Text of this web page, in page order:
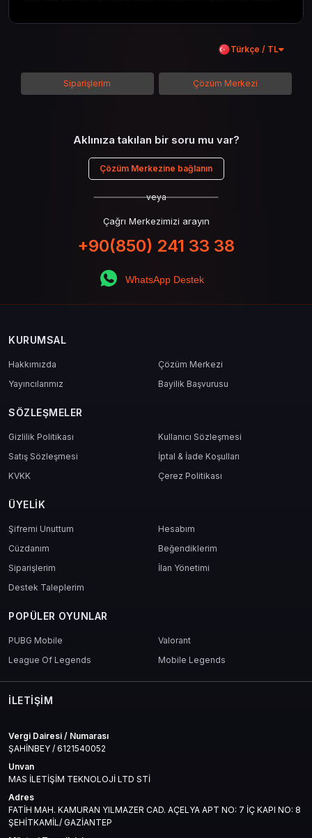
kadar her şeyi kapsamaya çalışacaktır. Tüm
içeriği boyunca Call of Duty evreninin
detaylarına inilecek ve steam hediye kartı
kullanımının avantajlarından da bahsedilecektir.
Türkçe / TL
Siparişlerim Çözüm Merkezi
Aklınıza takılan bir soru mu var?
Çözüm Merkezine bağlanın
veya
Çağrı Merkezimizi arayın
+90(850) 241 33 38
WhatsApp Destek
KURUMSAL
Hakkımızda
Çözüm Merkezi
Yayıncılarımız
Bayilik Başvurusu
SÖZLEŞMELER
Gizlilik Politikası
Kullanıcı Sözleşmesi
Satış Sözleşmesi
İptal & İade Koşulları
KVKK
Çerez Politikası
ÜYELIK
Şifremi Unuttum
Hesabım
Cüzdanım
Beğendiklerim
Siparişlerim
İlan Yönetimi
Destek Taleplerim
POPÜLER OYUNLAR
PUBG Mobile
Valorant
League Of Legends
Mobile Legends
İLETIŞIM
Vergi Dairesi / Numarası
ŞAHİNBEY / 6121540052
Unvan
MAS İLETİŞİM TEKNOLOJİ LTD STİ
Adres
FATİH MAH. KAMURAN YILMAZER CAD. AÇELYA APT NO: 7 İÇ KAPI NO: 8
ŞEHİTKAMİL/ GAZİANTEP